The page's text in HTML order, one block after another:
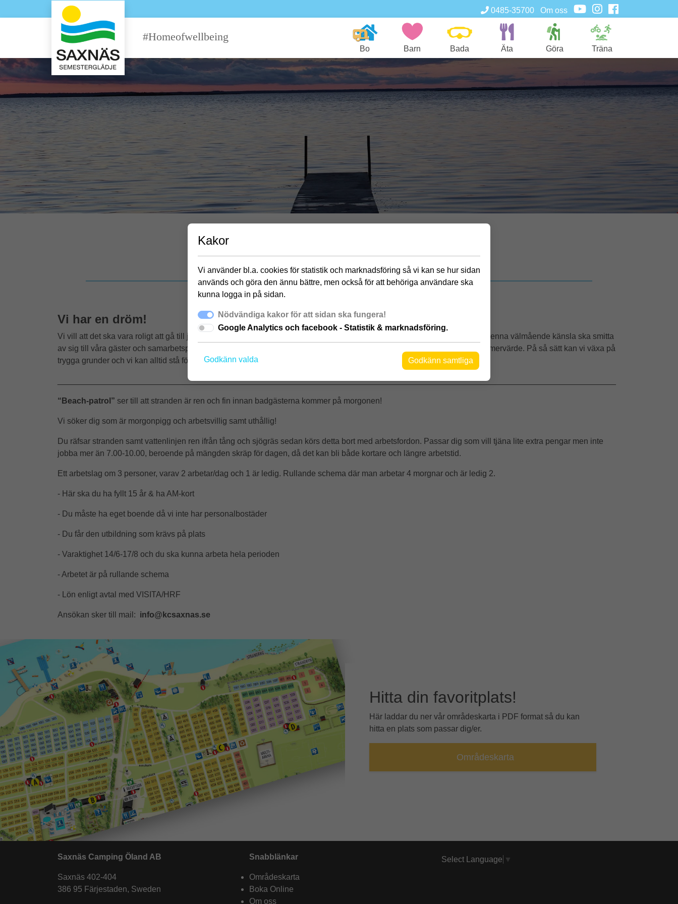
0485-35700 Om oss
#Homeofwellbeing
Bo Barn Bada Äta Göra Träna
Beach-Patrol
Vi har en dröm!
Vi vill att det ska vara roligt att gå till jobbet på Saxnäs Camping. Vi vill att människor ska trivas och utvecklas här och att denna välmående känsla ska smitta
av sig till våra gäster och samarbetspartners. Alla ska tycka det är roligt att vara hos oss och alltid känna att vi ger dem ett mervärde. På så sätt kan vi växa på
trygga grunder och vi kan alltid stå för vad vi lovar! Tillsammans skapar vi semesterglädje!
___________________________________________________________________________________________________________________________
“Beach-patrol” ser till att stranden är ren och fin innan badgästerna kommer på morgonen!
Vi söker dig som är morgonpigg och arbetsvillig samt uthållig!
Du räfsar stranden samt vattenlinjen ren ifrån tång och sjögräs sedan körs detta bort med arbetsfordon. Passar dig som vill tjäna lite extra pengar men inte
jobba mer än 7.00-10.00, beroende på mängden skräp för dagen, då det kan bli både kortare och längre arbetstid.
Ett arbetslag om 3 personer, varav 2 arbetar/dag och 1 är ledig. Rullande schema där man arbetar 4 morgnar och är ledig 2.
- Här ska du ha fyllt 15 år & ha AM-kort
- Du måste ha eget boende då vi inte har personalbostäder
- Du får den utbildning som krävs på plats
- Varaktighet 14/6-17/8 och du ska kunna arbeta hela perioden
- Arbetet är på rullande schema
- Lön enligt avtal med VISITA/HRF
Ansökan sker till mail: info@kcsaxnas.se
Hitta din favoritplats!
Här laddar du ner vår områdeskarta i PDF format så du kan
hitta en plats som passar dig/er.
Områdeskarta
Saxnäs Camping Öland AB
Saxnäs 402-404
386 95 Färjestaden, Sweden
Snabblänkar
Områdeskarta
Boka Online
Om oss
Select Language ▼
Kakor
Vi använder bl.a. cookies för statistik och marknadsföring så vi kan se hur sidan
används och göra den ännu bättre, men också för att behöriga användare ska
kunna logga in på sidan.
Nödvändiga kakor för att sidan ska fungera!
Google Analytics och facebook - Statistik & marknadsföring.
Godkänn valda Godkänn samtliga